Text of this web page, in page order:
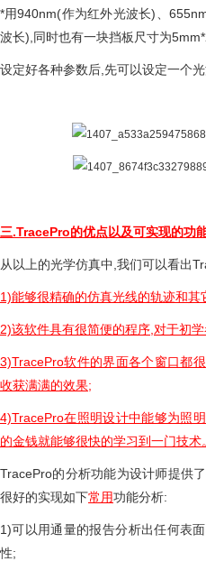
*用940nm(作为红外光波长)、
波长),同时也有一块挡板尺寸为
设定好各种参数后,先可以设定一个
三.TracePro的优点以及可实现的功
从以上的光学仿真中,我们可以看出
1)能够很精确的仿真光线的轨迹和其
2)该软件具有很简便的程序,对于初学
3)TracePro软件的界面各个窗口都
收获满满的效果;
4)TracePro在照明设计中能够为照
的金钱就能够很快的学习到一门技术。
TracePro的分析功能为设计师提供
很好的实现如下常用功能分析:
1)可以用通量的报告分析出任何表
性;